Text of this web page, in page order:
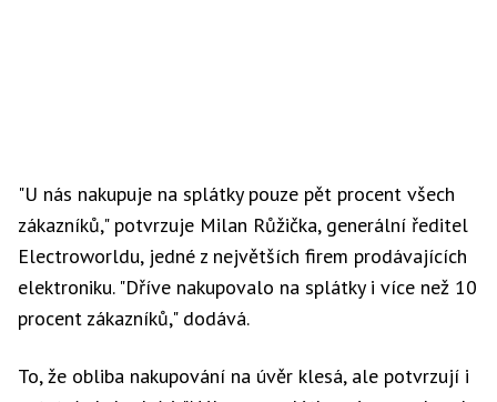
"U nás nakupuje na splátky pouze pět procent všech
zákazníků," potvrzuje Milan Růžička, generální ředitel
Electroworldu, jedné z největších firem prodávajících
elektroniku. "Dříve nakupovalo na splátky i více než 10
procent zákazníků," dodává.
To, že obliba nakupování na úvěr klesá, ale potvrzují i